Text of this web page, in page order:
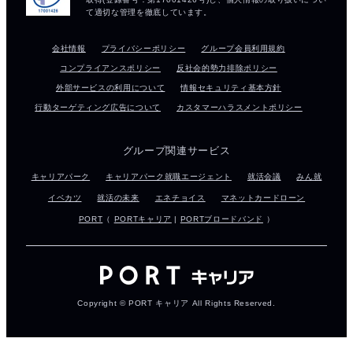
会社情報 プライバシーポリシー グループ会員利用規約
コンプライアンスポリシー 反社会的勢力排除ポリシー
外部サービスの利用について 情報セキュリティ基本方針
行動ターゲティング広告について カスタマーハラスメントポリシー